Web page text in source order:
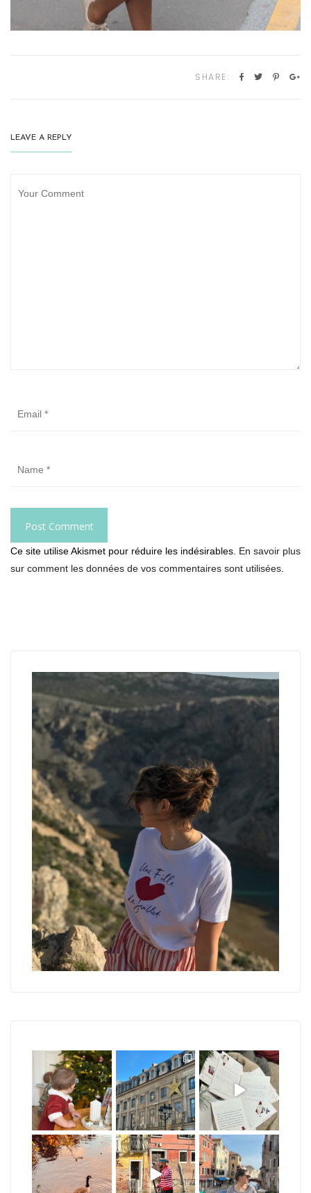
SHARE:
LEAVE A REPLY
Ce site utilise Akismet pour réduire les indésirables. En savoir plus
sur comment les données de vos commentaires sont utilisées